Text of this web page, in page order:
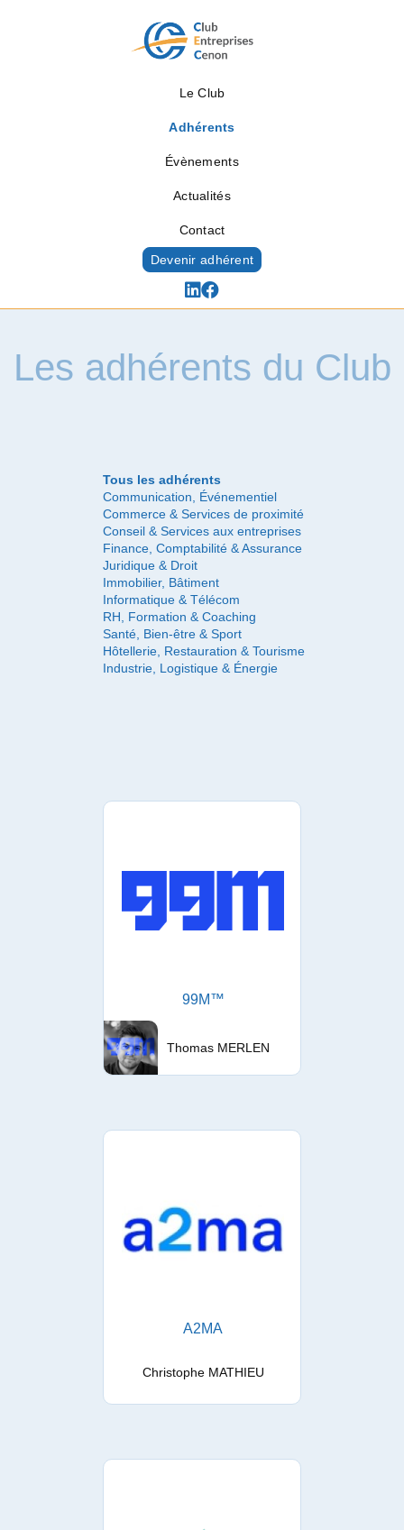
Le Club
Adhérents
Évènements
Actualités
Contact
Devenir adhérent
Les adhérents du Club
Tous les adhérents
Communication, Événementiel
Commerce & Services de proximité
Conseil & Services aux entreprises
Finance, Comptabilité & Assurance
Juridique & Droit
Immobilier, Bâtiment
Informatique & Télécom
RH, Formation & Coaching
Santé, Bien-être & Sport
Hôtellerie, Restauration & Tourisme
Industrie, Logistique & Énergie
99M™
Thomas MERLEN
A2MA
Christophe MATHIEU